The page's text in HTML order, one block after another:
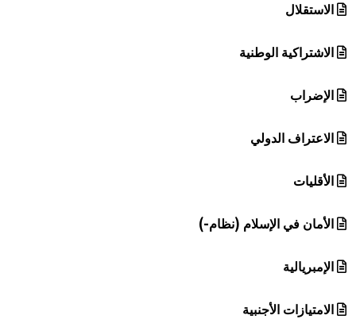
الاستقلال
الاشتراكية الوطنية
الإضراب
الاعتراف الدولي
الأقليات
الأمان في الإسلام (نظام-)
الإمبريالية
الامتيازات الأجنبية